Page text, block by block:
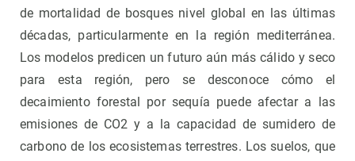
de mortalidad de bosques nivel global en las últimas
décadas, particularmente en la región mediterránea.
Los modelos predicen un futuro aún más cálido y seco
para esta región, pero se desconoce cómo el
decaimiento forestal por sequía puede afectar a las
emisiones de CO2 y a la capacidad de sumidero de
carbono de los ecosistemas terrestres. Los suelos, que